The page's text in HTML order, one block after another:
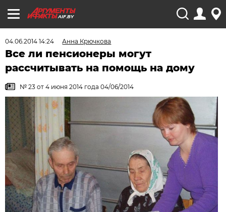
AIF.BY
04.06.2014 14:24 Анна Крючкова
Все ли пенсионеры могут
рассчитывать на помощь на дому
№ 23 от 4 июня 2014 года 04/06/2014